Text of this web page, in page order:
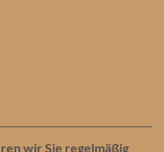
wir Sie regelmäßig